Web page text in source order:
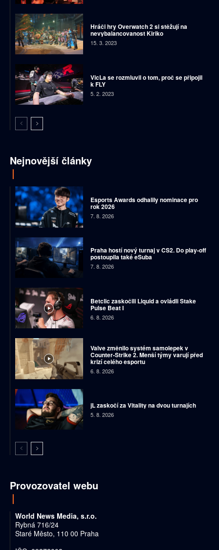
Hráči hry Overwatch 2 si stěžují na
nevybalancovanost Kiriko
15. 3. 2023
VicLa se rozmluvil o tom, proč se připojil
k FLY
5. 2. 2023
Nejnovější články
Esports Awards odhalily nominace pro
rok 2026
7. 8. 2026
Praha hostí nový turnaj v CS2. Do play-off
postoupila také eSuba
7. 8. 2026
Betclic zaskočili Liquid a ovládli Stake
Pulse Beat I
6. 8. 2026
Valve změnilo systém samolepek v
Counter-Strike 2. Menší týmy varují před
krizí celého esportu
6. 8. 2026
jL zaskočí za Vitality na dvou turnajích
5. 8. 2026
Provozovatel webu
World News Media, s.r.o.
Rybná 716/24
Staré Město, 110 00 Praha